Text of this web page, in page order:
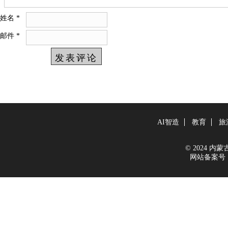
姓名 *
邮件 *
AI智造 教育 旅
© 2024 内蒙
网站备案号